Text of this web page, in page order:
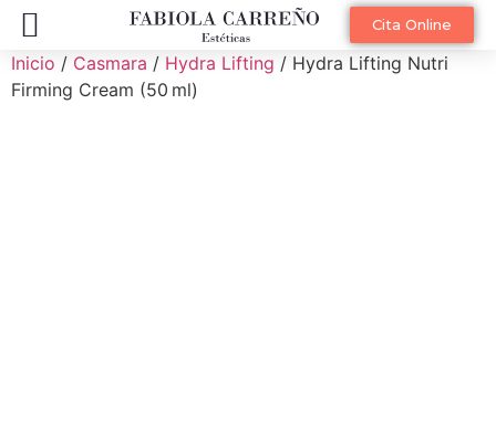
Cita Online
Inicio / Casmara / Hydra Lifting / Hydra Lifting Nutri
Firming Cream (50 ml)